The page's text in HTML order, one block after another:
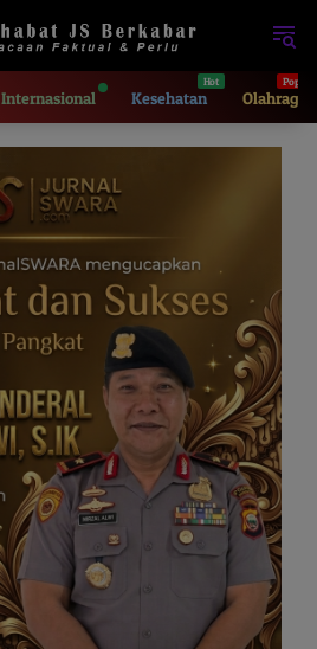
Internasional Kesehatan Olahraga